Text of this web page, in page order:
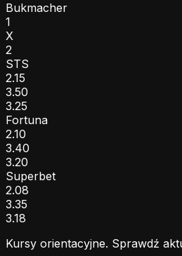
Bukmacher
1
X
2
STS
2.15
3.50
3.25
Fortuna
2.10
3.40
3.20
Superbet
2.08
3.35
3.18
Kursy orientacyjne. Sprawdź